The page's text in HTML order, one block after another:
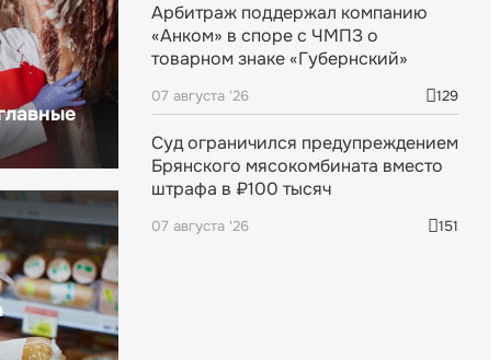
Арбитраж поддержал компанию
«Анком» в споре с ЧМПЗ о
товарном знаке «Губернский»
07 августа '26 129
Суд ограничился предупреждением
Брянского мясокомбината вместо
штрафа в ₽100 тысяч
07 августа '26 151